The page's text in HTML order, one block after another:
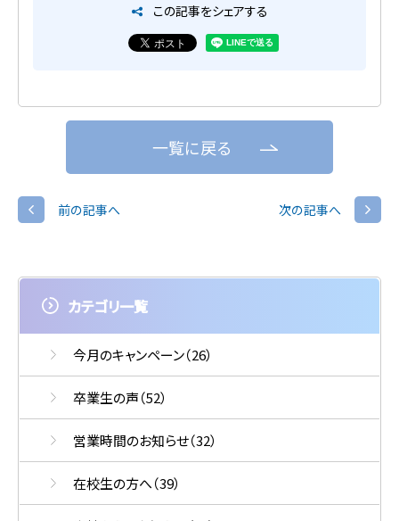
この記事をシェアする
一覧に戻る
前の記事へ 次の記事へ
カテゴリ一覧
今月のキャンペーン（26）
卒業生の声（52）
営業時間のお知らせ（32）
在校生の方へ（39）